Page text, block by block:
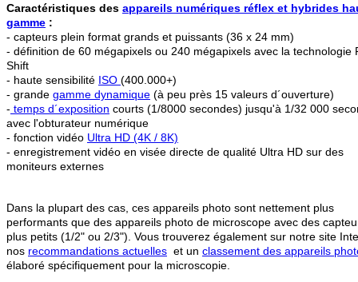
Caractéristiques des appareils numériques réflex et hybrides
gamme :
- capteurs plein format grands et puissants (36 x 24 mm)
- définition de 60 mégapixels ou 240 mégapixels avec la technologie
Shift
- haute sensibilité ISO (400.000+)
- grande gamme dynamique (à peu près 15 valeurs d´ouverture)
- temps d´exposition courts (1/8000 secondes) jusqu'à 1/32 000
avec l'obturateur numérique
- fonction vidéo Ultra HD (4K / 8K)
- enregistrement vidéo en visée directe de qualité Ultra HD sur des
moniteurs externes
Dans la plupart des cas, ces appareils photo sont nettement plus
performants que des appareils photo de microscope avec des
plus petits (1/2" ou 2/3"). Vous trouverez également sur notre site
nos recommandations actuelles et un classement des appareils
élaboré spécifiquement pour la microscopie.